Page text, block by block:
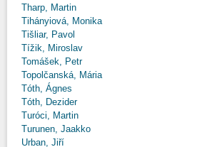
Tharp, Martin
Tihányiová, Monika
Tišliar, Pavol
Tížik, Miroslav
Tomášek, Petr
Topolčanská, Mária
Tóth, Ágnes
Tóth, Dezider
Turóci, Martin
Turunen, Jaakko
Urban, Jiří